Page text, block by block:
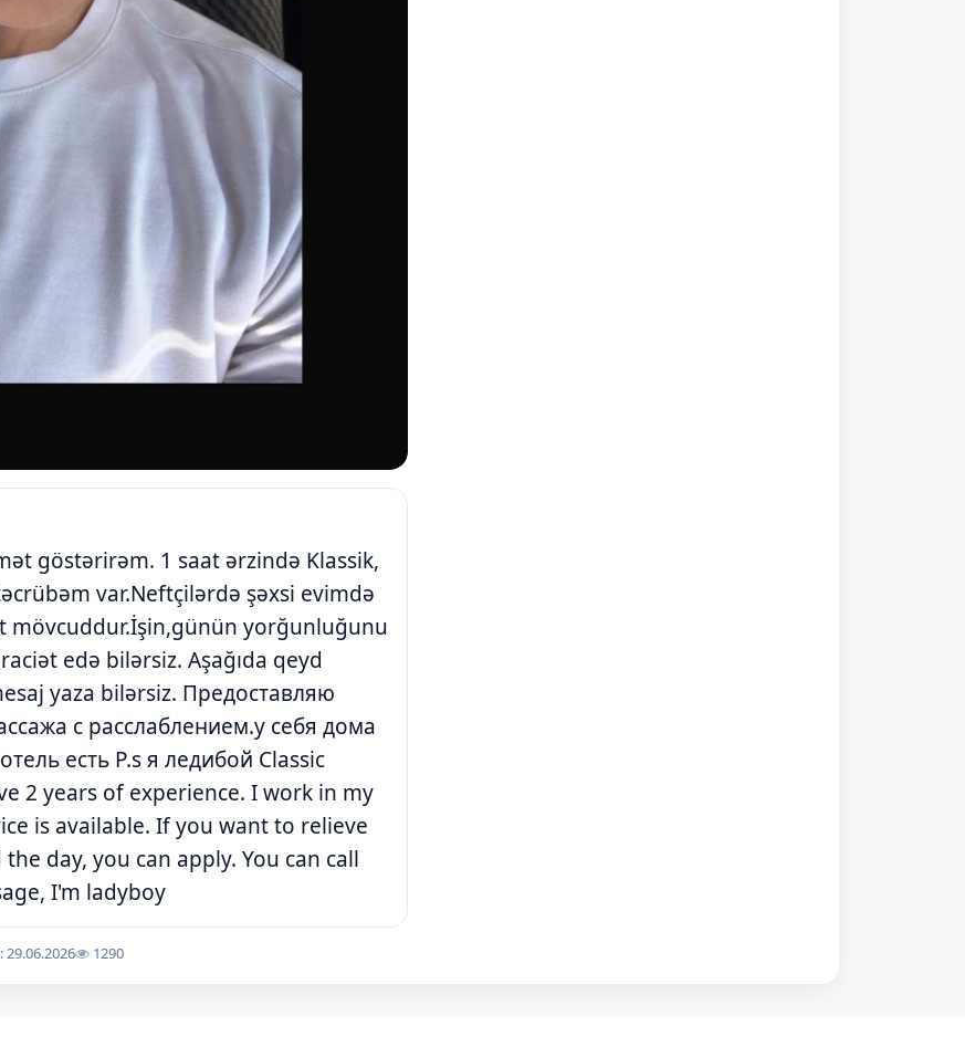
göstərirəm. 1 saat ərzində Klassik,
var.Neftçilərdə şəxsi evimdə
mövcuddur.İşin,günün yorğunluğunu
edə bilərsiz. Aşağıda qeyd
yaza bilərsiz. Предоставляю
с расслаблением.у себя дома
есть P.s я ледибой Classic
2 years of experience. I work in my
is available. If you want to relieve
day, you can apply. You can call
I'm ladyboy
1290